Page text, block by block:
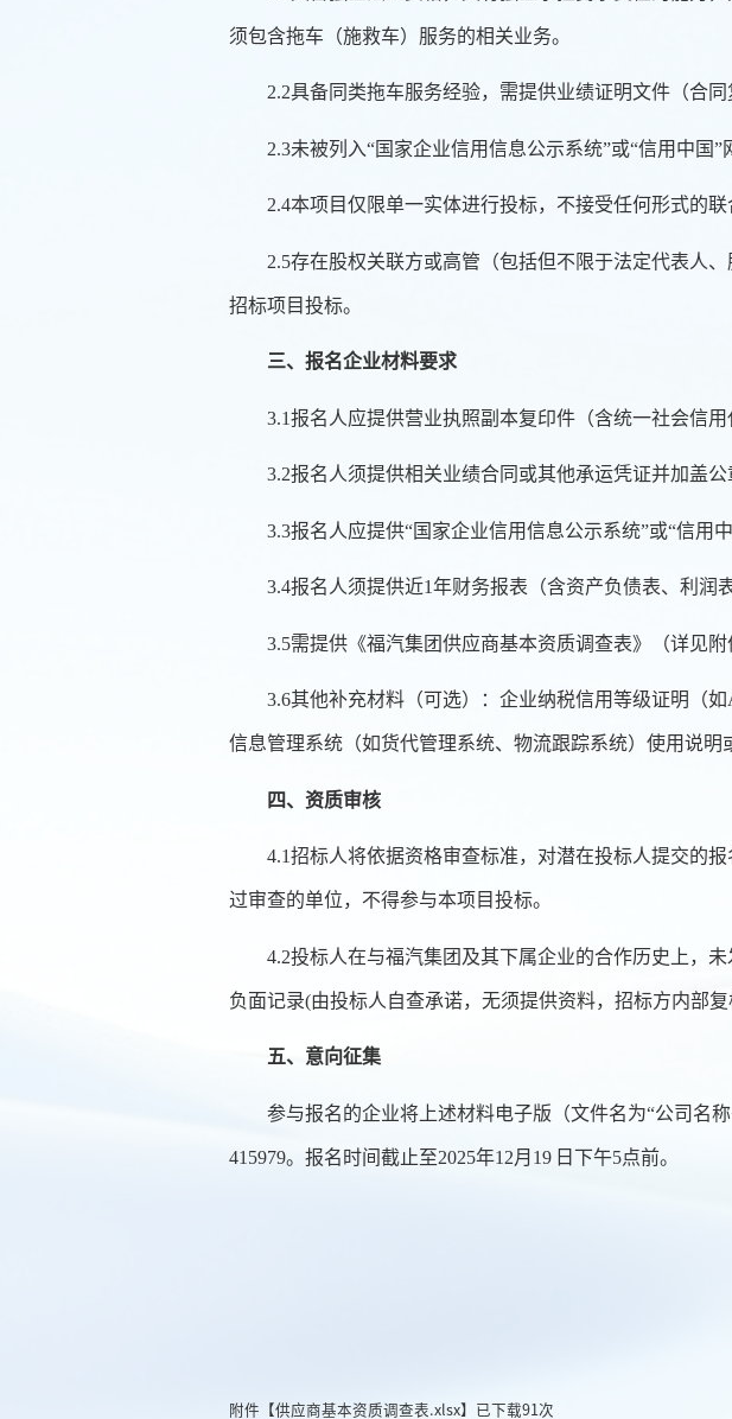
须包含拖车（施救车）服务的相关业务。
2.2具备同类拖车服务经验，需提供业绩证明文件（合同
2.3未被列入“国家企业信用信息公示系统”或“信用中国”
2.4本项目仅限单一实体进行投标，不接受任何形式的联
2.5存在股权关联方或高管（包括但不限于法定代表人
招标项目投标。
三、报名企业材料要求
3.1报名人应提供营业执照副本复印件（含统一社会信
3.2报名人须提供相关业绩合同或其他承运凭证并加盖公
3.3报名人应提供“国家企业信用信息公示系统”或“信用
3.4报名人须提供近1年财务报表（含资产负债表、 利润
3.5需提供《福汽集团供应商基本资质调查表》 （详见附
3.6其他补充材料（可选）：企业纳税信用等级证明（
信息管理系统（如货代管理系统、物流跟踪系统）使用说明
四、资质审核
4.1招标人将依据资格审查标准，对潜在投标人提交的
过审查的单位，不得参与本项目投标。
4.2投标人在与福汽集团及其下属企业的合作历史上，
负面记录(由投标人自查承诺，无须提供资料，招标方内部复
五、意向征集
参与报名的企业将上述材料电子版（文件名为“公司名
415979。报名时间截止至2025年1 2月19 日下午5点前。
附件【供应商基本资质调查表.xlsx】已下载91 次